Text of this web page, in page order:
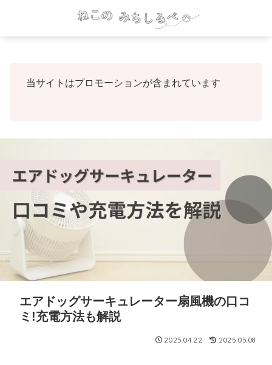
当サイトはプロモーションが含まれています
エアドッグサーキュレーター扇風機の口コ
ミ!充電方法も解説
2025.04.22 2025.05.08